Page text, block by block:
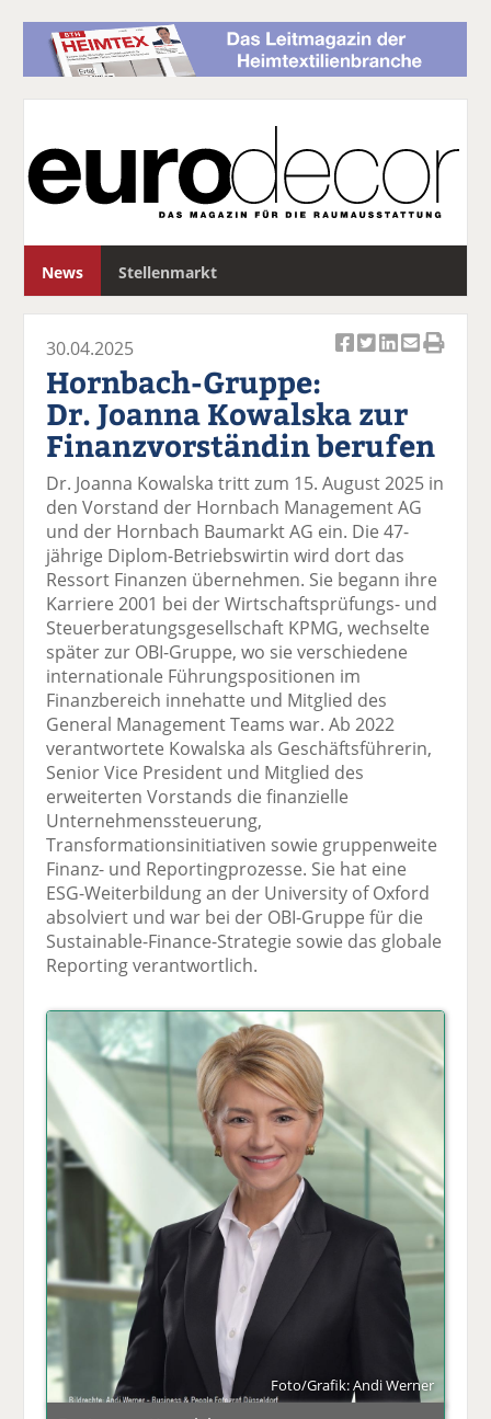
News Stellenmarkt
c
k
el
a
uf
F
ac
e
b
o
o
k
te
il
e
n
k
el
t
wi
tt
er
n
k
el
a
uf
Li
n
k
e
di
n
te
e
n
k
el
p
er
E
m
ai
l
v
er
se
n
el
D
ru
30.04.2025
Hornbach-Gruppe:
Dr. Joanna Kowalska zur
Finanzvorständin berufen
Dr. Joanna Kowalska tritt zum 15. August 2025 in
den Vorstand der Hornbach Management AG
und der Hornbach Baumarkt AG ein. Die 47-
jährige Diplom-Betriebswirtin wird dort das
Ressort Finanzen übernehmen. Sie begann ihre
Karriere 2001 bei der Wirtschaftsprüfungs- und
Steuerberatungsgesellschaft KPMG, wechselte
später zur OBI-Gruppe, wo sie verschiedene
internationale Führungspositionen im
Finanzbereich innehatte und Mitglied des
General Management Teams war. Ab 2022
verantwortete Kowalska als Geschäftsführerin,
Senior Vice President und Mitglied des
erweiterten Vorstands die finanzielle
Unternehmenssteuerung,
Transformationsinitiativen sowie gruppenweite
Finanz- und Reportingprozesse. Sie hat eine
ESG-Weiterbildung an der University of Oxford
absolviert und war bei der OBI-Gruppe für die
Sustainable-Finance-Strategie sowie das globale
Reporting verantwortlich.
Foto/Grafik: Andi Werner